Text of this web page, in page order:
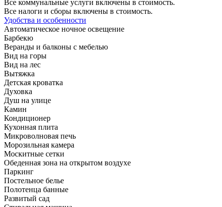
Все коммунальные услуги включены в стоимость.
Все налоги и сборы включены в стоимость.
Удобства и особенности
Автоматическое ночное освещение
Барбекю
Веранды и балконы с мебелью
Вид на горы
Вид на лес
Вытяжка
Детская кроватка
Духовка
Душ на улице
Камин
Кондиционер
Кухонная плита
Микроволновая печь
Морозильная камера
Москитные сетки
Обеденная зона на открытом воздухе
Паркинг
Постельное белье
Полотенца банные
Развитый сад